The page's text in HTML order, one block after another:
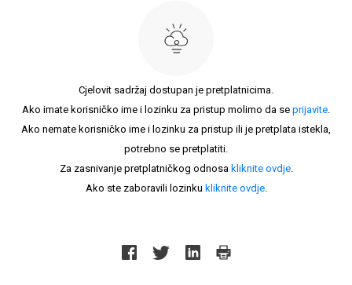
Cjelovit sadržaj dostupan je pretplatnicima.
Ako imate korisničko ime i lozinku za pristup molimo da se prijavite.
Ako nemate korisničko ime i lozinku za pristup ili je pretplata istekla,
potrebno se pretplatiti.
Za zasnivanje pretplatničkog odnosa kliknite ovdje.
Ako ste zaboravili lozinku kliknite ovdje.